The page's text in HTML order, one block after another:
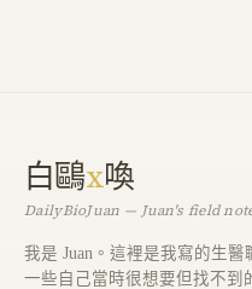
白鷗x喚
DailyBioJuan — Juan's field
我是 Juan。這裡是我寫的生
一些自己當時很想要但找不到